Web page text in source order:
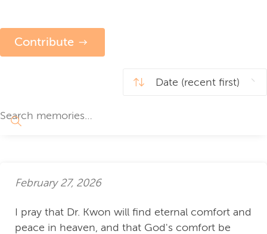
Contribute
February 27, 2026
I pray that Dr. Kwon will find eternal comfort and
peace in heaven, and that God's comfort be